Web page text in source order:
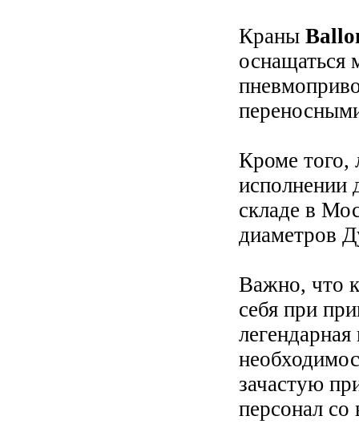
Краны
оснащаться
Кроме того,
исполнении
складе в
диаметров
Важно, что
себя при
зачастую
персонал